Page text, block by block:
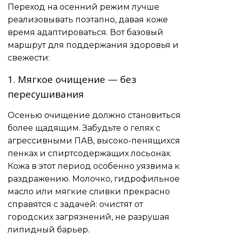
Переход на осенний режим лучше
реализовывать поэтапно, давая коже
время адаптироваться. Вот базовый
маршрут для поддержания здоровья и
свежести:
1. Мягкое очищение — без
пересушивания
Осенью очищение должно становиться
более щадящим. Забудьте о гелях с
агрессивными ПАВ, высоко-пенящихся
пенках и спиртсодержащих лосьонах.
Кожа в этот период особенно уязвима к
раздражению. Молочко, гидрофильное
масло или мягкие сливки прекрасно
справятся с задачей: очистят от
городских загрязнений, не разрушая
липидный барьер.